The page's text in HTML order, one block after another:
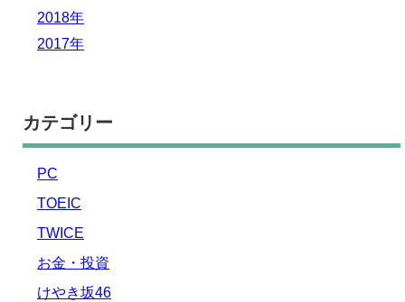
2018年
2017年
カテゴリー
PC
TOEIC
TWICE
お金・投資
けやき坂46